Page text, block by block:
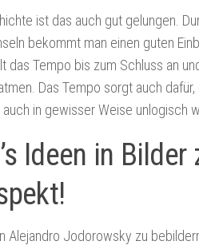
ist das auch gut gelungen.
bekommt man einen guten
das Tempo bis zum Schluss an
Das Tempo sorgt auch
in gewisser Weise unlogisch
Ideen in Bilder
Alejandro Jodorowsky zu